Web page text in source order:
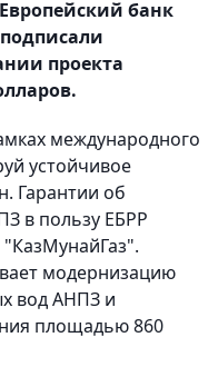
банк
проекта
международного
устойчивое
Гарантии об
в пользу ЕБРР
модернизацию
вод АНПЗ и
площадью 860